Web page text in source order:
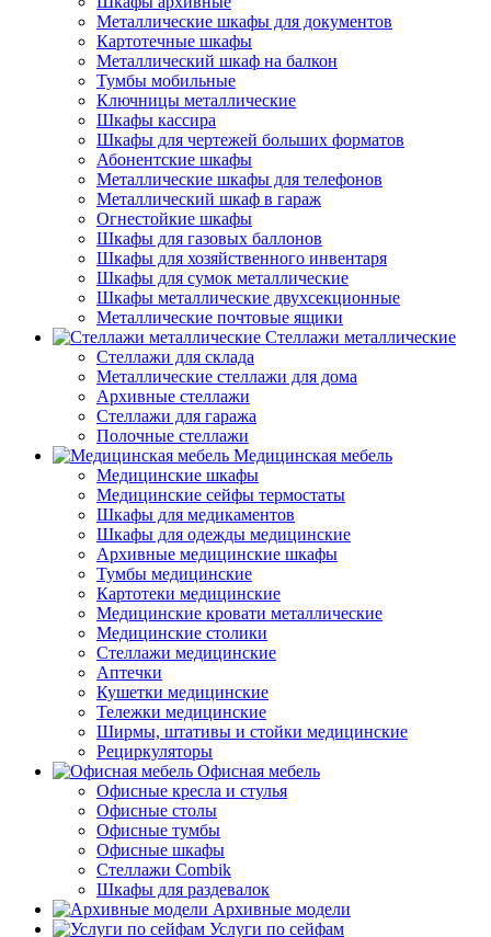
Металлические шкафы для документов
Картотечные шкафы
Металлический шкаф на балкон
Тумбы мобильные
Ключницы металлические
Шкафы кассира
Шкафы для чертежей больших форматов
Абонентские шкафы
Металлические шкафы для телефонов
Металлический шкаф в гараж
Огнестойкие шкафы
Шкафы для газовых баллонов
Шкафы для хозяйственного инвентаря
Шкафы для сумок металлические
Шкафы металлические двухсекционные
Металлические почтовые ящики
Стеллажи металлические
Стеллажи для склада
Металлические стеллажи для дома
Архивные стеллажи
Стеллажи для гаража
Полочные стеллажи
Медицинская мебель
Медицинские шкафы
Медицинские сейфы термостаты
Шкафы для медикаментов
Шкафы для одежды медицинские
Архивные медицинские шкафы
Тумбы медицинские
Картотеки медицинские
Медицинские кровати металлические
Медицинские столики
Стеллажи медицинские
Аптечки
Кушетки медицинские
Тележки медицинские
Ширмы, штативы и стойки медицинские
Рециркуляторы
Офисная мебель
Офисные кресла и стулья
Офисные столы
Офисные тумбы
Офисные шкафы
Стеллажи Combik
Шкафы для раздевалок
Архивные модели
Услуги по сейфам